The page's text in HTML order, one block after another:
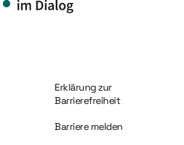
Information und Service
Erklärung zur
Barrierefreiheit
Barriere melden